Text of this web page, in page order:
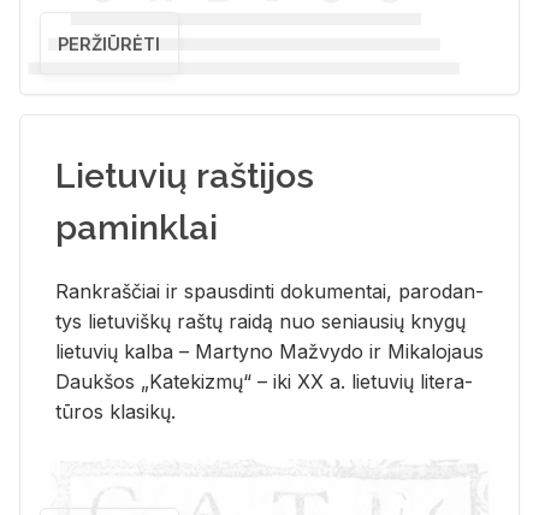
PERŽIŪRĖTI
Lietuvių raštijos
paminklai
Rank­raš­čiai ir spaus­din­ti do­ku­men­tai, pa­ro­dan­
tys lie­tu­viš­kų raš­tų rai­dą nuo se­niau­sių kny­gų
lie­tu­vių kal­ba – Mar­ty­no Ma­žvy­do ir Mi­ka­lo­jaus
Dauk­šos „Ka­te­kiz­mų“ – iki XX a. lie­tu­vių li­te­ra­
tū­ros kla­si­kų.